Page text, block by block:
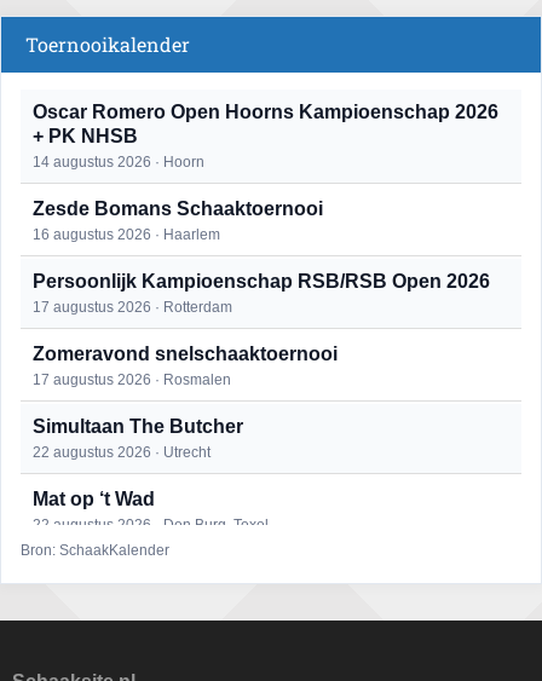
Toernooikalender
Oscar Romero Open Hoorns Kampioenschap 2026
+ PK NHSB
14 augustus 2026 · Hoorn
Zesde Bomans Schaaktoernooi
16 augustus 2026 · Haarlem
Persoonlijk Kampioenschap RSB/RSB Open 2026
17 augustus 2026 · Rotterdam
Zomeravond snelschaaktoernooi
17 augustus 2026 · Rosmalen
Simultaan The Butcher
22 augustus 2026 · Utrecht
Mat op ‘t Wad
22 augustus 2026 · Den Burg, Texel
23 augustus 2026 · Utrecht
Bron: SchaakKalender